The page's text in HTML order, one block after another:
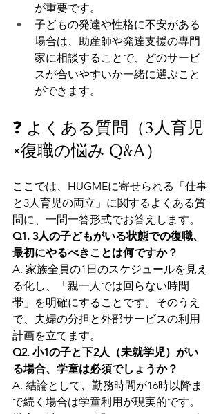
が重要です。
子どもの発達や性格に不安がある
場合は、助産師や発達支援の専門
家に相談することで、どのサービ
スが合いやすいか一緒に選ぶこと
ができます。
❓ よくある質問（3人育児
×復職の悩み Q&A）
ここでは、HUGMEに寄せられる「仕事
と3人育児の両立」に関するよくある質
問に、一問一答形式でお答えします。
Q1. 3人の子どもがいる状態での復職、
最初にやるべきことは何ですか？
A. 家族全員の1日のスケジュールを見え
る化し、「親一人では回らない時間
帯」を明確にすることです。そのうえ
で、夫婦の分担と外部サービスの利用
計画を立てます。
Q2. 小1の子と下2人（未就学児）がい
る場合、学童は必須でしょうか？
A. 結論として、勤務時間が16時以降ま
で続く場合は学童利用が現実的です。